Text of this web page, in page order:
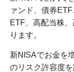
ァンド、債券
ETF、高配当株
ります。
新NISAでお金を
のリスク許容度を